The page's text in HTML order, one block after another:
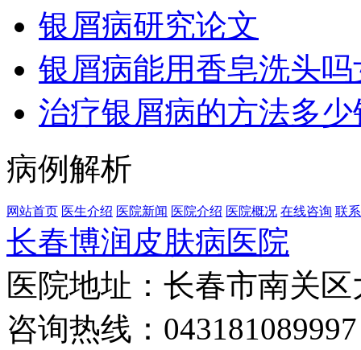
银屑病研究论文
银屑病能用香皂洗头吗
治疗银屑病的方法多少
病例解析
网站首页 医生介绍 医院新闻 医院介绍 医院概况 在线咨询 联
长春博润皮肤病医院
医院地址：长春市南关
咨询热线：043181089997